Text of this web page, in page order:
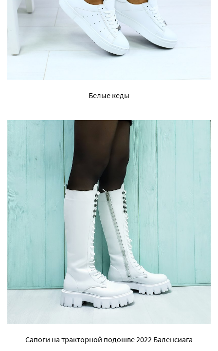
Белые кеды
Сапоги на тракторной подошве 2022 Баленсиага